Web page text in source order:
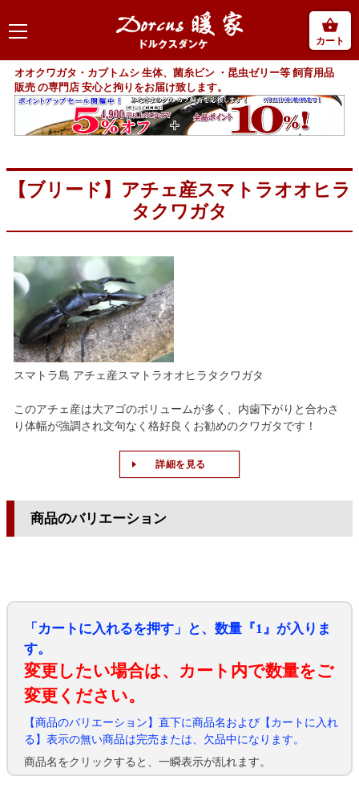
カート
オオクワガタ・カブトムシ 生体、菌糸ビン ・昆虫ゼリー等 飼育用品
販売 の専門店 安心と拘りをお届け致します。
【ブリード】アチェ産スマトラオオヒラ
タクワガタ
スマトラ島 アチェ産スマトラオオヒラタクワガタ
このアチェ産は大アゴのボリュームが多く、内歯下がりと合わさ
り体幅が強調され文句なく格好良くお勧めのクワガタです！
詳細を見る
商品のバリエーション
「カートに入れるを押す」と、数量『1』が入りま
す。
変更したい場合は、カート内で数量をご
変更ください。
【商品のバリエーション】直下に商品名および【カートに入れ
る】表示の無い商品は完売または、欠品中になります。
商品名をクリックすると、一瞬表示が乱れます。